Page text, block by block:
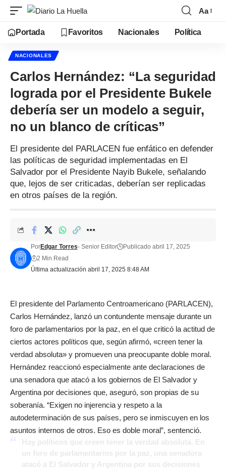
Aa
Portada Favoritos Nacionales Política
NACIONALES
Carlos Hernández: “La seguridad
lograda por el Presidente Bukele
debería ser un modelo a seguir,
no un blanco de críticas”
El presidente del PARLACEN fue enfático en defender
las políticas de seguridad implementadas en El
Salvador por el Presidente Nayib Bukele, señalando
que, lejos de ser criticadas, deberían ser replicadas
en otros países de la región.
Última actualización abril 17, 2025 8:48 AM
PorEdgar Torres- Senior Editor
Publicado abril 17, 2025
2 Min Read
El presidente del Parlamento Centroamericano (PARLACEN),
Carlos Hernández, lanzó un contundente mensaje durante un
foro de parlamentarios por la paz, en el que criticó la actitud de
ciertos actores políticos que, según afirmó, «creen tener la
verdad absoluta» y promueven una preocupante doble moral.
Hernández reaccionó especialmente ante declaraciones de
una senadora que atacó a los gobiernos de El Salvador y
Argentina por decisiones que, aseguró, son propias de su
soberanía. “Exigen no injerencia y respeto a la
autodeterminación de sus países, pero se inmiscuyen en los
asuntos internos de otros. Eso es doble moral”, sentenció.